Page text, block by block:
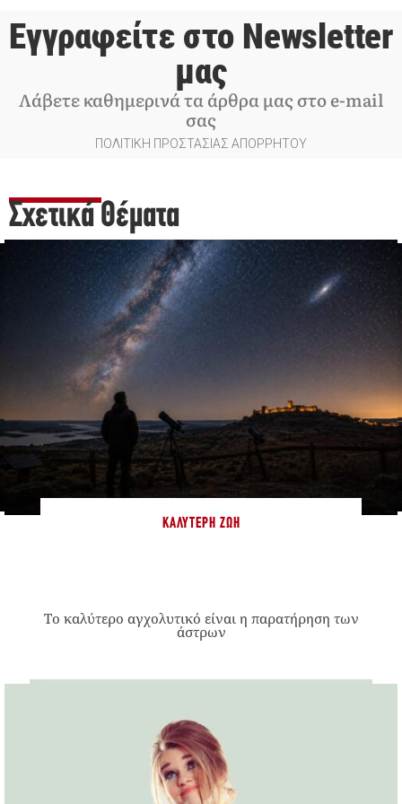
Εγγραφείτε στο Newsletter
μας
Λάβετε καθημερινά τα άρθρα μας στο e-mail
σας
ΠΟΛΙΤΙΚΗ ΠΡΟΣΤΑΣΙΑΣ ΑΠΟΡΡΗΤΟΥ
Σχετικά Θέματα
ΚΑΛΎΤΕΡΗ ΖΩΉ
Το καλύτερο αγχολυτικό είναι η παρατήρηση των
άστρων